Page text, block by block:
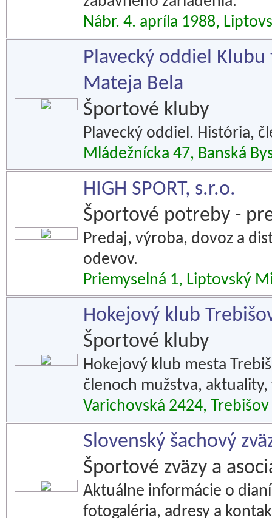
Nábr. 4. apríla 1988,
Plavecký oddiel
Mateja Bela
Športové kluby
Plavecký oddiel. História,
Mládežnícka 47, Banská
HIGH SPORT, s.r.o.
Športové potreby -
Predaj, výroba, dovoz a
odevov.
Priemyselná 1, Liptovský
Hokejový klub
Športové kluby
Hokejový klub mesta
členoch mužstva,
Varichovská 2424, Trebišov
Slovenský šachový
Športové zväzy a
Aktuálne informácie o
fotogaléria, adresy a